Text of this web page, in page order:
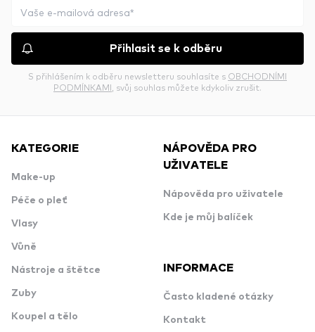
Přihlasit se k odběru
S přihlášením k odběru newsletteru souhlasíte s OBCHODNÍMI
PODMÍNKAMI , svůj souhlas můžete kdykoliv zrušit.
KATEGORIE
Make-up
Péče o pleť
Vlasy
Vůně
Nástroje a štětce
Zuby
Koupel a tělo
NÁPOVĚDA PRO
UŽIVATELE
Nápověda pro uživatele
Kde je můj balíček
INFORMACE
Často kladené otázky
Kontakt